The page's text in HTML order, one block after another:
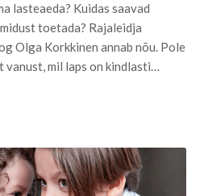
lasteaeda? Kuidas saavad
toetada? Rajaleidja
Olga Korkkinen annab nõu. Pole
vanust, mil laps on kindlasti…